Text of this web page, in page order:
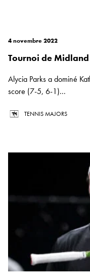
4 novembre 2022
Tournoi de
Alycia Parks a dominé
score (7-5, 6-1)...
TENNIS MAJORS